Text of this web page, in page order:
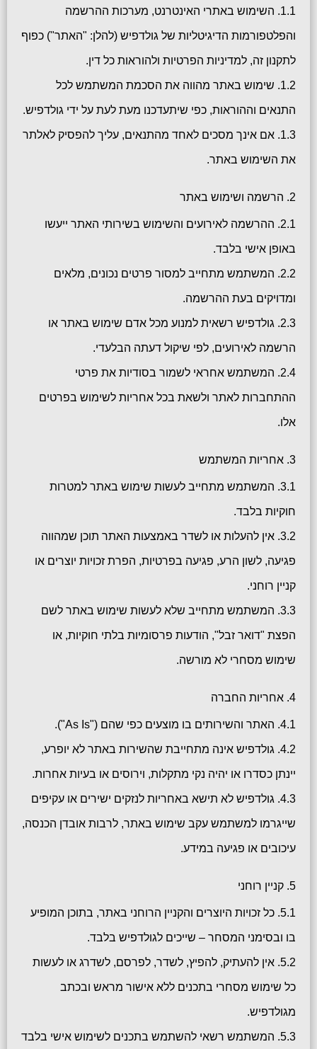
1.1. השימוש באתרי האינטרנט, מערכות ההרשמה
והפלטפורמות הדיגיטליות של גולדפיש (להלן: "האתר") כפוף
לתקנון זה, למדיניות הפרטיות ולהוראות כל דין.
1.2. שימוש באתר מהווה את הסכמת המשתמש לכל
התנאים וההוראות, כפי שיתעדכנו מעת לעת על ידי גולדפיש.
1.3. אם אינך מסכים לאחד מהתנאים, עליך להפסיק לאלתר
את השימוש באתר.
2. הרשמה ושימוש באתר
2.1. ההרשמה לאירועים והשימוש בשירותי האתר ייעשו
באופן אישי בלבד.
2.2. המשתמש מתחייב למסור פרטים נכונים, מלאים
ומדויקים בעת ההרשמה.
2.3. גולדפיש רשאית למנוע מכל אדם שימוש באתר או
הרשמה לאירועים, לפי שיקול דעתה הבלעדי.
2.4. המשתמש אחראי לשמור בסודיות את פרטי
ההתחברות לאתר ולשאת בכל אחריות לשימוש בפרטים
אלו.
3. אחריות המשתמש
3.1. המשתמש מתחייב לעשות שימוש באתר למטרות
חוקיות בלבד.
3.2. אין להעלות או לשדר באמצעות האתר תוכן שמהווה
פגיעה, לשון הרע, פגיעה בפרטיות, הפרת זכויות יוצרים או
קניין רוחני.
3.3. המשתמש מתחייב שלא לעשות שימוש באתר לשם
הפצת "דואר זבל", הודעות פרסומיות בלתי חוקיות, או
שימוש מסחרי לא מורשה.
4. אחריות החברה
4.1. האתר והשירותים בו מוצעים כפי שהם ("As Is").
4.2. גולדפיש אינה מתחייבת שהשירות באתר לא יופרע,
יינתן כסדרו או יהיה נקי מתקלות, וירוסים או בעיות אחרות.
4.3. גולדפיש לא תישא באחריות לנזקים ישירים או עקיפים
שייגרמו למשתמש עקב שימוש באתר, לרבות אובדן הכנסה,
עיכובים או פגיעה במידע.
5. קניין רוחני
5.1. כל זכויות היוצרים והקניין הרוחני באתר, בתוכן המופיע
בו ובסימני המסחר – שייכים לגולדפיש בלבד.
5.2. אין להעתיק, להפיץ, לשדר, לפרסם, לשדרג או לעשות
כל שימוש מסחרי בתכנים ללא אישור מראש ובכתב
מגולדפיש.
5.3. המשתמש רשאי להשתמש בתכנים לשימוש אישי בלבד